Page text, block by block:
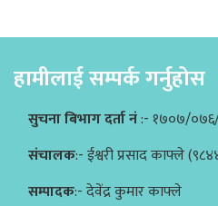
हामीलाई सम्पर्क गर्नुहोस
सुचना बिभाग दर्ता नं:- १७०७/
संचालक:- ईश्वरी प्रसाद काफ्ले
सम्पादक:- देवेंद्र कुमार काफ्ले